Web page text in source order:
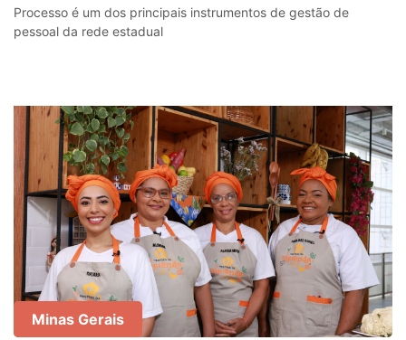
Processo é um dos principais instrumentos de gestão de
pessoal da rede estadual
Minas Gerais